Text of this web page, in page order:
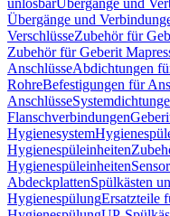
unlösbarÜbergänge und
Übergänge und
VerschlüsseZubehör für
Zubehör für Geberit
AnschlüsseAbdichtungen
RohreBefestigungen für
Anschlüsse
Flanschverbindungen
Hygienesystem
Hygienespüleinheiten
Hygienespüleinheiten
AbdeckplattenSpülkästen
HygienespülungErsatzteile